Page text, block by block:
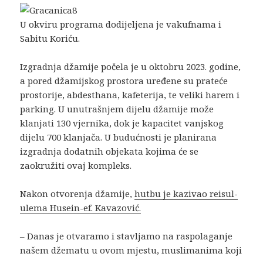
U okviru programa dodijeljena je vakufnama i
Sabitu Koriću.
Izgradnja džamije počela je u oktobru 2023. godine,
a pored džamijskog prostora uređene su prateće
prostorije, abdesthana, kafeterija, te veliki harem i
parking. U unutrašnjem dijelu džamije može
klanjati 130 vjernika, dok je kapacitet vanjskog
dijelu 700 klanjača. U budućnosti je planirana
izgradnja dodatnih objekata kojima će se
zaokružiti ovaj kompleks.
Nakon otvorenja džamije,hutbu je kazivao reisul-
ulema Husein-ef. Kavazović.
– Danas je otvaramo i stavljamo na raspolaganje
našem džematu u ovom mjestu, muslimanima koji